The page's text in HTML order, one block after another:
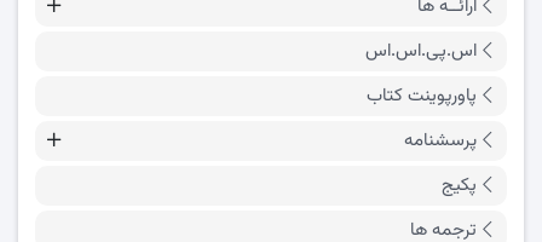
ارائــه ها
اس.پی.اس.اس
پاورپوینت کتاب
پرسشنامه
پکیج
ترجمه ها